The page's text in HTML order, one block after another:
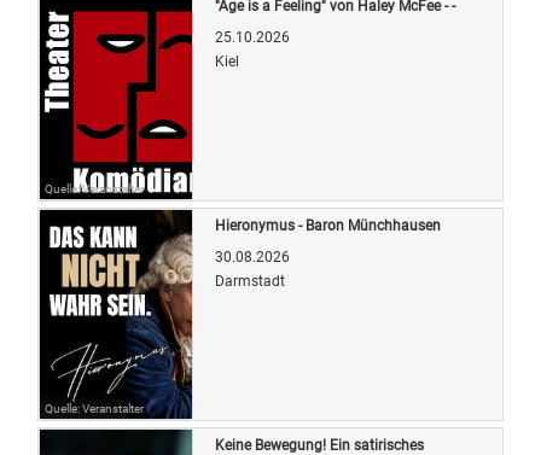
Quelle: Veranstalter
"Age is a Feeling" von Haley McFee - -
25.10.2026
Kiel
Quelle: Veranstalter
Hieronymus - Baron Münchhausen
30.08.2026
Darmstadt
Keine Bewegung! Ein satirisches